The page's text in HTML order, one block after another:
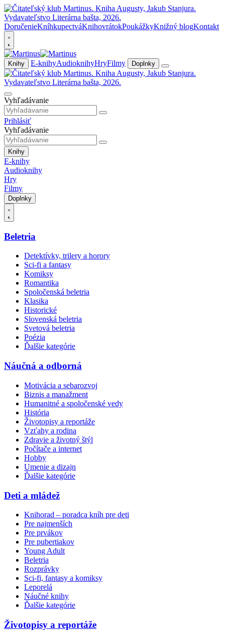
DoručenieKníhkupectváKnihovrátokPoukážkyKnižný blogKontakt
Knihy E-knihyAudioknihyHryFilmy Doplnky
Vyhľadávanie
Prihlásiť
Vyhľadávanie
Knihy
E-knihy
Audioknihy
Hry
Filmy
Doplnky
Beletria
Detektívky, trilery a horory
Sci-fi a fantasy
Komiksy
Romantika
Spoločenská beletria
Klasika
Historické
Slovenská beletria
Svetová beletria
Poézia
Ďalšie kategórie
Náučná a odborná
Motivácia a sebarozvoj
Biznis a manažment
Humanitné a spoločenské vedy
História
Životopisy a reportáže
Vzťahy a rodina
Zdravie a životný štýl
Počítače a internet
Hobby
Umenie a dizajn
Ďalšie kategórie
Deti a mládež
Knihorad – poradca kníh pre deti
Pre najmenších
Pre prvákov
Pre pubertiakov
Young Adult
Beletria
Rozprávky
Sci-fi, fantasy a komiksy
Leporelá
Náučné knihy
Ďalšie kategórie
Životopisy a reportáže